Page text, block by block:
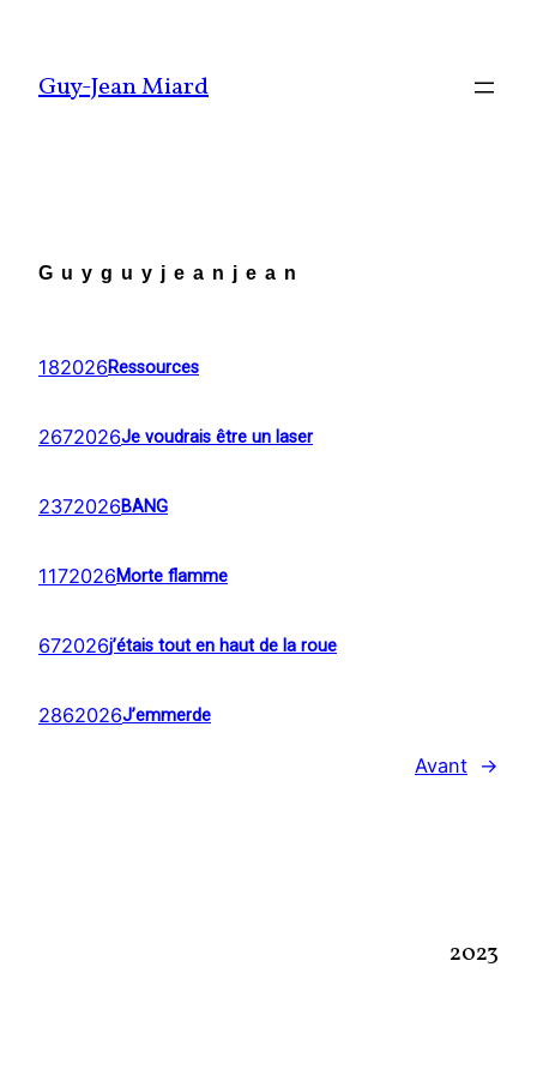
contenu
Guy-Jean Miard
Guyguyjeanjean
182026Ressources
2672026Je voudrais être un laser
2372026BANG
1172026Morte flamme
672026j’étais tout en haut de la roue
2862026J’emmerde
Avant →
2023